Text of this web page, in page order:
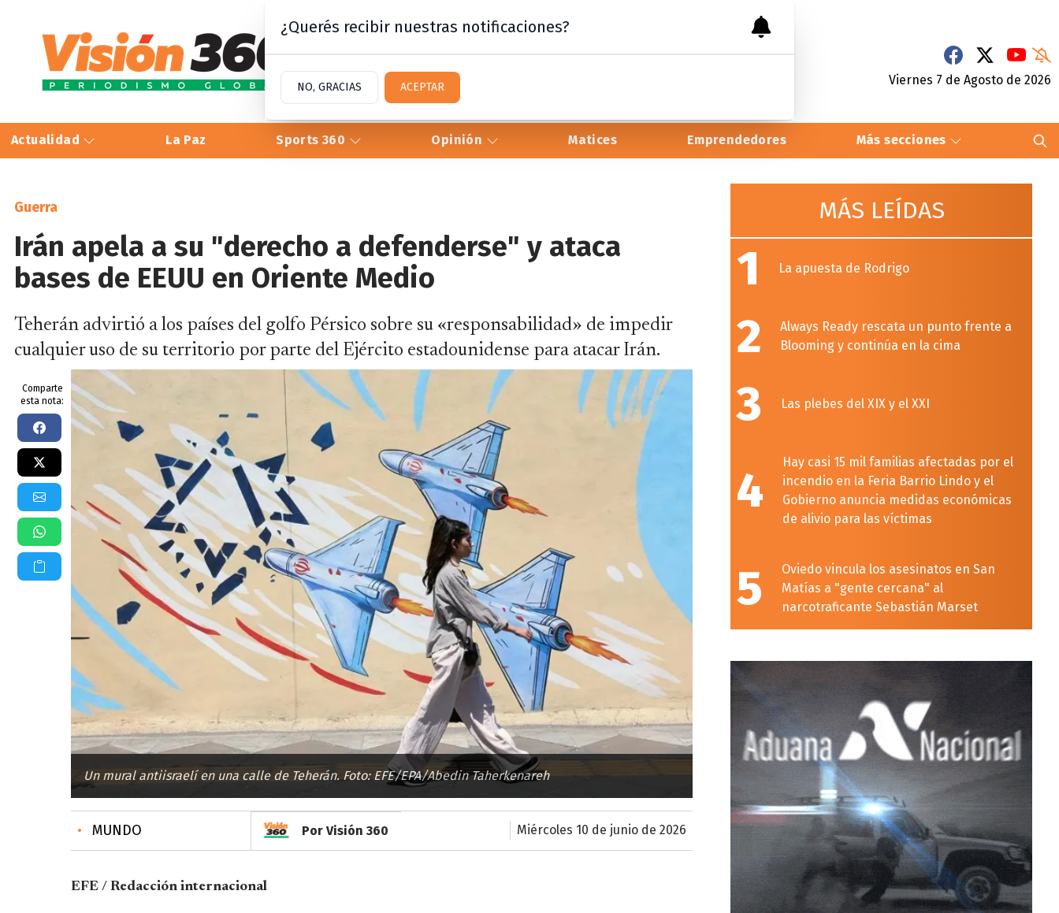
Viernes 7 de Agosto de 2026
Actualidad La Paz Sports 360 Opinión Matices Emprendedores Más secciones
Guerra
Irán apela a su "derecho a defenderse" y ataca
bases de EEUU en Oriente Medio
Teherán advirtió a los países del golfo Pérsico sobre su «responsabilidad» de impedir
cualquier uso de su territorio por parte del Ejército estadounidense para atacar Irán.
Comparte
esta nota:
Un mural antiisraelí en una calle de Teherán. Foto: EFE/EPA/Abedin Taherkenareh
• MUNDO Por Visión 360 miércoles 10 de junio de 2026
EFE / Redacción internacional
MÁS LEÍDAS
1 La apuesta de Rodrigo
2
Always Ready rescata un punto frente a
Blooming y continúa en la cima
3 Las plebes del XIX y el XXI
4
Hay casi 15 mil familias afectadas por el
incendio en la Feria Barrio Lindo y el
Gobierno anuncia medidas económicas
de alivio para las víctimas
5
Oviedo vincula los asesinatos en San
Matías a "gente cercana" al
narcotraficante Sebastián Marset
¿Querés recibir nuestras notificaciones?
NO, GRACIAS ACEPTAR